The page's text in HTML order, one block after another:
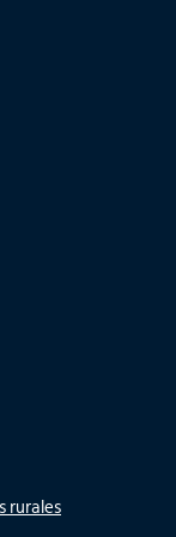
rurales